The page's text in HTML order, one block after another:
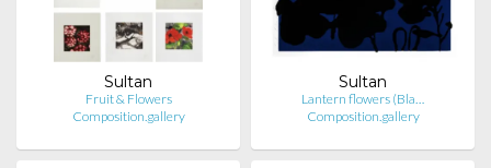
Sultan
Fruit & Flowers
Composition.gallery
Sultan
Lantern flowers (Bla…
Composition.gallery